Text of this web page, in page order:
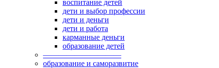
воспитание детей
дети и выбор профессии
дети и деньги
дети и работа
карманные деньги
образование детей
——————————
образование и саморазвитие